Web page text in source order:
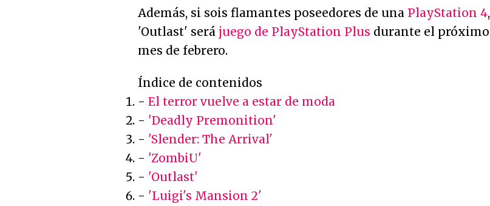
Además, si sois flamantes poseedores de una PlayStation 4,
'Outlast' será juego de PlayStation Plus durante el próximo
mes de febrero.
Índice de contenidos
- El terror vuelve a estar de moda
- 'Deadly Premonition'
- 'Slender: The Arrival'
- 'ZombiU'
- 'Outlast'
- 'Luigi's Mansion 2'